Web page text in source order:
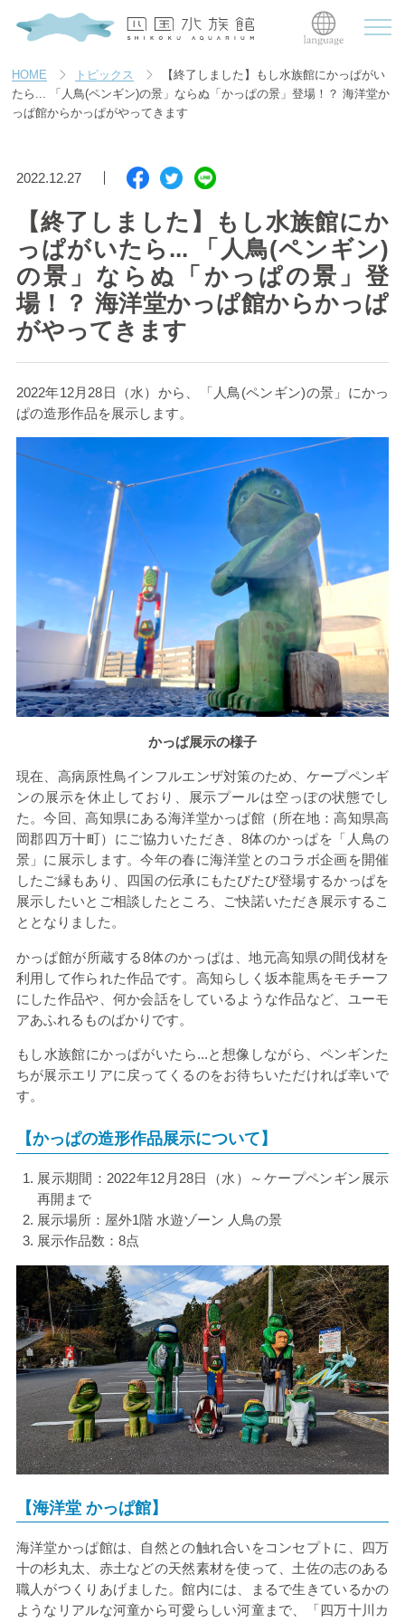
HOME トピックス
【終了しました】もし水族館にかっぱがい
たら... 「人鳥(ペンギン)の景」ならぬ「かっぱの景」登場！？ 海洋堂か
っぱ館からかっぱがやってきます
2022.12.27
【終了しました】もし水族館にか
っぱがいたら... 「人鳥(ペンギン)
の景」ならぬ「かっぱの景」登
場！？ 海洋堂かっぱ館からかっぱ
がやってきます
2022年12月 28日（水）から、「 人鳥(ペンギン)の景」にかっ
ぱの造形作品を展示します。
かっぱ展示の様子
現在、高病原性鳥インフルエンザ対策のため、ケープペンギ
ンの展示を休止しており、展示プールは空っぽの状態でし
た。今回、高知県にある海洋堂かっぱ館（所在地：高知県高
岡郡四万十町）にご協力いただき、 8体のかっぱを「人鳥の
景」に展示します。今年の春に海洋堂とのコラボ企画を開催
したご縁もあり、四国の伝承にもたびたび登場するかっぱを
展示したいとご相談したところ、ご快諾いただき展示するこ
ととなりました。
かっぱ館が所蔵する8体のかっぱは、地元高知県の間伐材を
利用して作られた作品です。高知らしく坂本龍馬をモチーフ
にした作品や、何か会話をしているような作品など、ユーモ
アあふれるものばかりです。
もし水族館にかっぱがいたら...と想像しながら、ペンギンた
ちが展示エリアに戻ってくるのをお待ちいただければ幸いで
す。
【かっぱの造形作品展示について】
展示期間： 2022年12 月 28日（水）～ケープペンギン展示
再開まで
展示場所：屋外1階 水遊ゾーン 人鳥の景
展示作品数：8点
【海洋堂 かっぱ館】
海洋堂かっぱ館は、自然との触れ合いをコンセプトに、四万
十の杉丸太、赤土などの天然素材を使って、土佐の志のある
職人がつくりあげました。館内には、まるで生きているかの
ようなリアルな河童から可愛らしい河童まで、「四万十川カ